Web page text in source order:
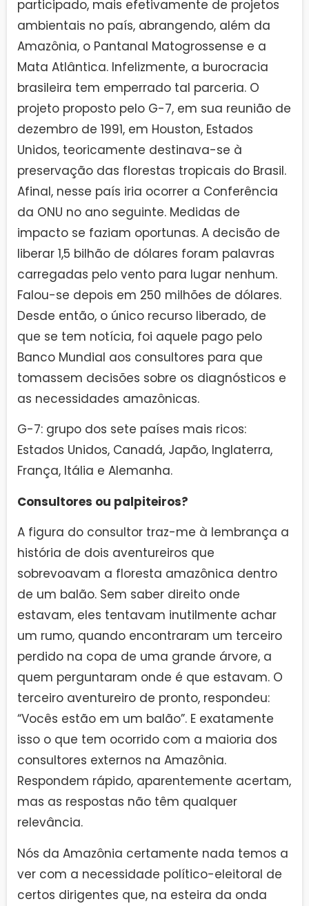
participado, mais efetivamente de projetos
ambientais no país, abrangendo, além da
Amazônia, o Pantanal Matogrossense e a
Mata Atlântica. Infelizmente, a burocracia
brasileira tem emperrado tal parceria. O
projeto proposto pelo G-7, em sua reunião de
dezembro de 1991, em Houston, Estados
Unidos, teoricamente destinava-se à
preservação das florestas tropicais do Brasil.
Afinal, nesse país iria ocorrer a Conferência
da ONU no ano seguinte. Medidas de
impacto se faziam oportunas. A decisão de
liberar 1,5 bilhão de dólares foram palavras
carregadas pelo vento para lugar nenhum.
Falou-se depois em 250 milhões de dólares.
Desde então, o único recurso liberado, de
que se tem notícia, foi aquele pago pelo
Banco Mundial aos consultores para que
tomassem decisões sobre os diagnósticos e
as necessidades amazônicas.
G-7: grupo dos sete países mais ricos:
Estados Unidos, Canadá, Japão, Inglaterra,
França, Itália e Alemanha.
Consultores ou palpiteiros?
A figura do consultor traz-me à lembrança a
história de dois aventureiros que
sobrevoavam a floresta amazônica dentro
de um balão. Sem saber direito onde
estavam, eles tentavam inutilmente achar
um rumo, quando encontraram um terceiro
perdido na copa de uma grande árvore, a
quem perguntaram onde é que estavam. O
terceiro aventureiro de pronto, respondeu:
“Vocês estão em um balão”. E exatamente
isso o que tem ocorrido com a maioria dos
consultores externos na Amazônia.
Respondem rápido, aparentemente acertam,
mas as respostas não têm qualquer
relevância.
Nós da Amazônia certamente nada temos a
ver com a necessidade político-eleitoral de
certos dirigentes que, na esteira da onda